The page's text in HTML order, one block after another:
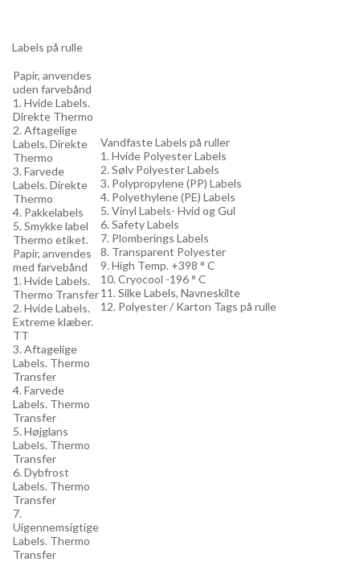
Labels på rulle
Papir, anvendes
uden farvebånd
1. Hvide Labels.
Direkte Thermo
2. Aftagelige
Labels. Direkte
Thermo
3. Farvede
Labels. Direkte
Thermo
4. Pakkelabels
5. Smykke label
Thermo etiket.
Papir, anvendes
med farvebånd
1. Hvide Labels.
Thermo Transfer
2. Hvide Labels.
Extreme klæber.
TT
3. Aftagelige
Labels. Thermo
Transfer
4. Farvede
Labels. Thermo
Transfer
5. Højglans
Labels. Thermo
Transfer
6. Dybfrost
Labels. Thermo
Transfer
7.
Uigennemsigtige
Labels. Thermo
Transfer
Vandfaste Labels på ruller
1. Hvide Polyester Labels
2. Sølv Polyester Labels
3. Polypropylene (PP) Labels
4. Polyethylene (PE) Labels
5. Vinyl Labels- Hvid og Gul
6. Safety Labels
7. Plomberings Labels
8. Transparent Polyester
9. High Temp. +398 ° C
10. Cryocool -196 ° C
11. Silke Labels, Navneskilte
12. Polyester / Karton Tags på rulle